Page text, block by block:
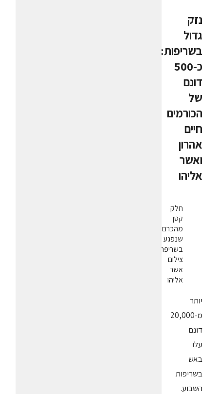
נזק
גדול
בשריפות:
כ-500
דונם
של
הכורמים
חיים
אהרון
ואשר
אליהו
חלק
קטן
מהכרם
שנפגע
בשריפה.
צילום
אשר
אליהו
יותר
מ-20,000
דונם
עלו
באש
בשריפות
השבוע.